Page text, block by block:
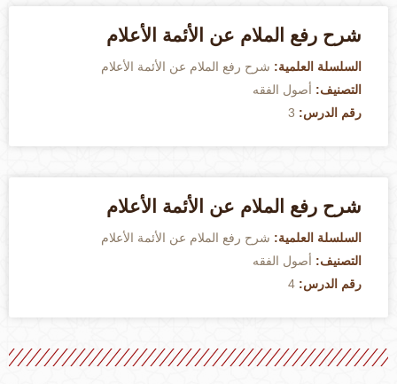
شرح رفع الملام عن الأئمة الأعلام
السلسلة العلمية:شرح رفع الملام عن الأئمة الأعلام
التصنيف:أصول الفقه
رقم الدرس:3
شرح رفع الملام عن الأئمة الأعلام
السلسلة العلمية:شرح رفع الملام عن الأئمة الأعلام
التصنيف:أصول الفقه
رقم الدرس:4